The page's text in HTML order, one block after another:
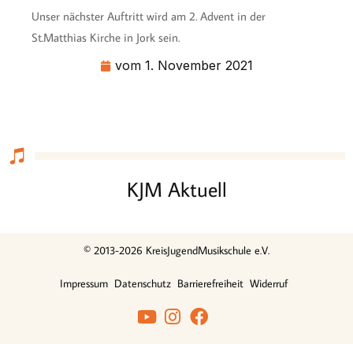
Unser nächster Auftritt wird am 2. Advent in der
St.Matthias Kirche in Jork sein.
vom 1. November 2021
KJM Aktuell
© 2013-2026 KreisJugendMusikschule e.V.
Impressum Datenschutz Barrierefreiheit Widerruf